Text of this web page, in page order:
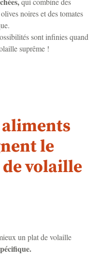
noires et des tomates
sont infinies quand
suprême !
aliments
le
volaille
un plat de volaille